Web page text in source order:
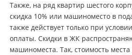
Также, на ряд квартир шестого
скидка 10% или машиноместо в
также действует только при
оплаты. Скидки в ЖК
машиноместа. Так, стоимость